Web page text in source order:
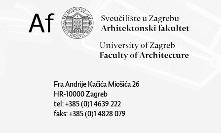
Fra Andrije Kačića Miošića 26
HR-10000 Zagreb
tel: +385 (0)1 4639 222
faks: +385 (0)1 4828 079